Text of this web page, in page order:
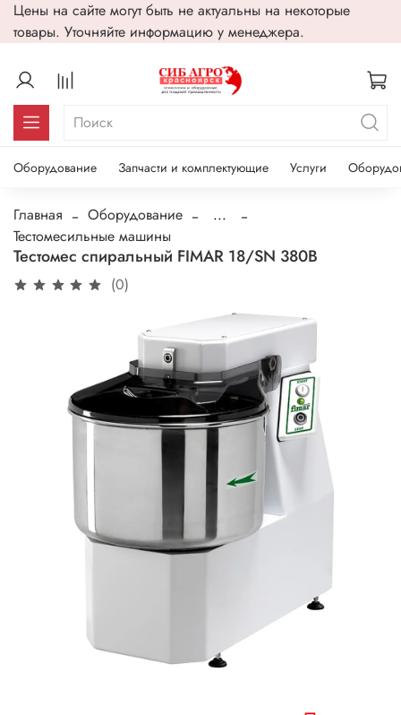
Цены на сайте могут быть не актуальны на некоторые
товары. Уточняйте информацию у менеджера.
Оборудование Запчасти и комплектующие Услуги
Главная Оборудование
...
Тестомесильные машины
Тестомес спиральный FIMAR 18/SN 380В
(0)